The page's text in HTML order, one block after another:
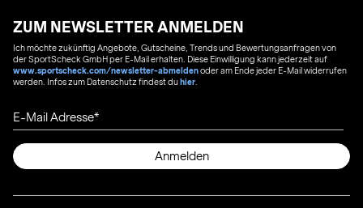
ZUM NEWSLETTER ANMELDEN
Ich möchte zukünftig Angebote, Gutscheine, Trends und Bewertungsanfragen von
der SportScheck GmbH per E-Mail erhalten. Diese Einwilligung kann jederzeit auf
www.sportscheck.com/newsletter-abmeldenoder am Ende jeder E-Mail widerrufen
werden. Infos zum Datenschutz findest duhier
E-Mail Adresse
Anmelden